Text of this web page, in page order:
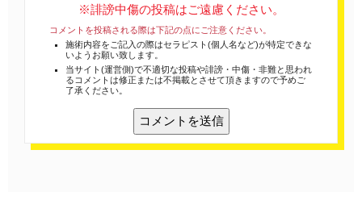
※誹謗中傷の投稿はご遠慮ください。
コメントを投稿される際は下記の点にご注意ください。
施術内容をご記入の際はセラピスト(個人名など)が特定できな
いようお願い致します。
当サイト(運営側)で不適切な投稿や誹謗・中傷・非難と思われ
るコメントは修正または不掲載とさせて頂きますので予めご
了承ください。